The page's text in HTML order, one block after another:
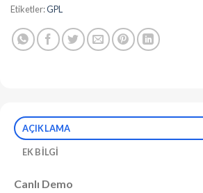
Etiketler:GPL
AÇIKLAMA
EK BILGI
Canlı Demo